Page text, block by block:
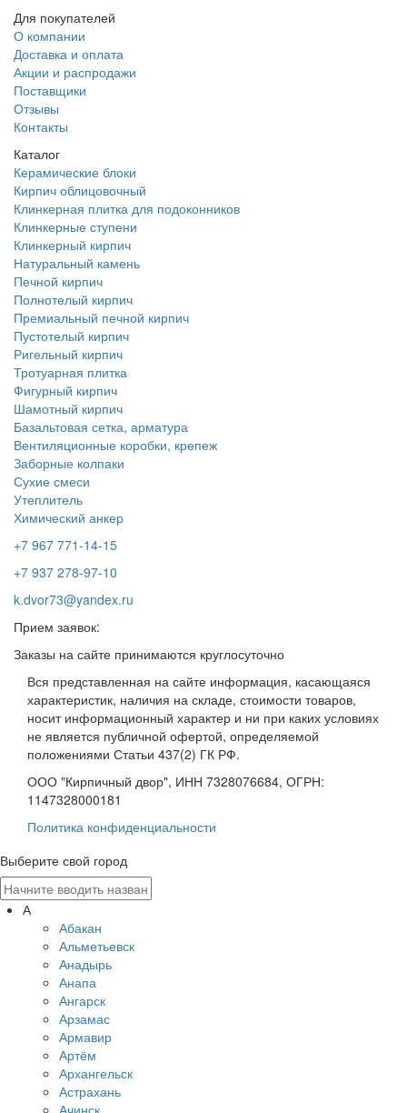
Для покупателей
О компании
Доставка и оплата
Акции и распродажи
Поставщики
Отзывы
Контакты
Каталог
Керамические блоки
Кирпич облицовочный
Клинкерная плитка для подоконников
Клинкерные ступени
Клинкерный кирпич
Натуральный камень
Печной кирпич
Полнотелый кирпич
Премиальный печной кирпич
Пустотелый кирпич
Ригельный кирпич
Тротуарная плитка
Фигурный кирпич
Шамотный кирпич
Базальтовая сетка, арматура
Вентиляционные коробки, крепеж
Заборные колпаки
Сухие смеси
Утеплитель
Химический анкер
+7 967 771-14-15
+7 937 278-97-10
k.dvor73@yandex.ru
Прием заявок:
Заказы на сайте принимаются круглосуточно
Вся представленная на сайте информация, касающаяся
характеристик, наличия на складе, стоимости товаров,
носит информационный характер и ни при каких условиях
не является публичной офертой, определяемой
положениями Статьи 437(2) ГК РФ.
ООО "Кирпичный двор", ИНН 7328076684, ОГРН:
1147328000181
Политика конфиденциальности
Выберите свой город
А
Абакан
Альметьевск
Анадырь
Анапа
Ангарск
Арзамас
Армавир
Артём
Архангельск
Астрахань
Ачинск